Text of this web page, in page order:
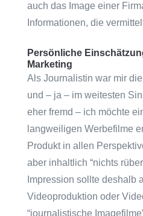
auch das Image einer
Informationen, die
Persönliche
Marketing
Als Journalistin war mir die
und – ja – im weitesten
eher fremd – ich möchte
langweiligen Werbefilme
Produkt in allen
aber inhaltlich “nichts
Impression sollte deshalb
Videoproduktion oder
“journalistische